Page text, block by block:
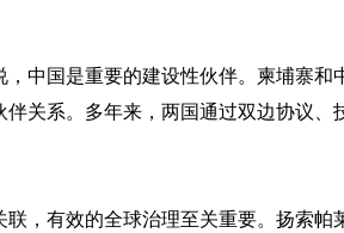
中国是重要的建设性伙伴。柬埔寨和
关系。多年来，两国通过双边协议、
，有效的全球治理至关重要。扬索帕